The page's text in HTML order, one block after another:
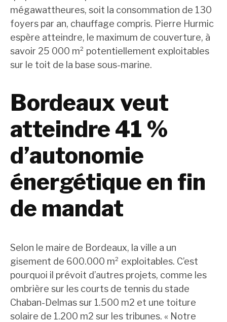
mégawattheures, soit la consommation de 130
foyers par an, chauffage compris. Pierre Hurmic
espère atteindre, le maximum de couverture, à
savoir 25 000 m² potentiellement exploitables
sur le toit de la base sous-marine.
Bordeaux veut
atteindre 41 %
d’autonomie
énergétique en fin
de mandat
Selon le maire de Bordeaux, la ville a un
gisement de 600.000 m² exploitables. C’est
pourquoi il prévoit d’autres projets, comme les
ombrière sur les courts de tennis du stade
Chaban-Delmas sur 1.500 m2 et une toiture
solaire de 1.200 m2 sur les tribunes. « Notre